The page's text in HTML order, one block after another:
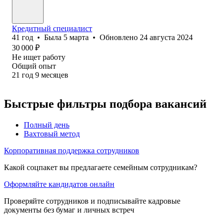
Кредитный специалист
41 год • Была 5 марта • Обновлено 24 августа 2024
30 000 ₽
Не ищет работу
Общий опыт
21 год 9 месяцев
Быстрые фильтры подбора вакансий
Полный день
Вахтовый метод
Корпоративная поддержка сотрудников
Какой соцпакет вы предлагаете семейным сотрудникам?
Оформляйте кандидатов онлайн
Проверяйте сотрудников и подписывайте кадровые
документы без бумаг и личных встреч